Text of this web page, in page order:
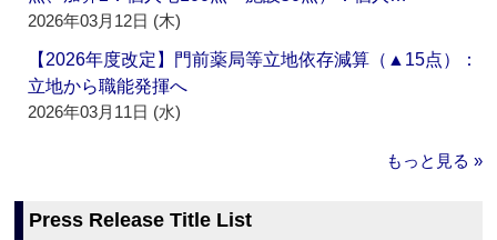
2026年03月12日 (木)
【2026年度改定】門前薬局等立地依存減算（▲15点）：
立地から職能発揮へ
2026年03月11日 (水)
もっと見る »
Press Release Title List